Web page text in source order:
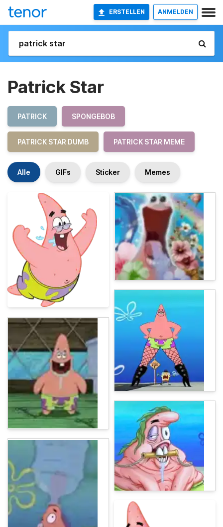
ERSTELLEN ANMELDEN
Patrick Star
PATRICK SPONGEBOB
PATRICK STAR DUMB PATRICK STAR MEME
Alle GIFs Sticker Memes